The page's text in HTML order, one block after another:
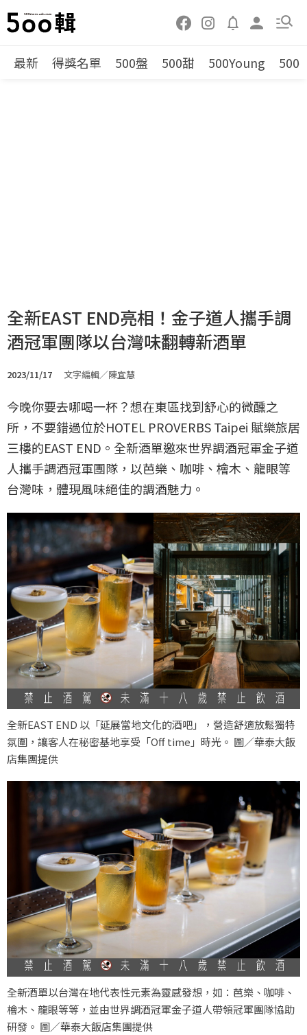
最新 得獎名單 500盤 500甜 500Young 500
全新EAST END亮相！金子道人攜手調
酒冠軍團隊以台灣味翻轉新酒單
2023/11/17 文字編輯／陳宜慧
今晚你要去哪喝一杯？想在東區找到舒心的微醺之
所，不要錯過位於HOTEL PROVERBS Taipei 賦樂旅居
三樓的EAST END。全新酒單邀來世界調酒冠軍金子道
人攜手調酒冠軍團隊，以芭樂、咖啡、檜木、龍眼等
台灣味，體現風味絕佳的調酒魅力。
全新EAST END 以「延展當地文化的酒吧」，營造舒適放鬆獨特
氛圍，讓客人在秘密基地享受「Off time」時光。 圖／華泰大飯
店集團提供
全新酒單以台灣在地代表性元素為靈感發想，如：芭樂、咖啡、
檜木、龍眼等等，並由世界調酒冠軍金子道人帶領冠軍團隊協助
研發。 圖／華泰大飯店集團提供